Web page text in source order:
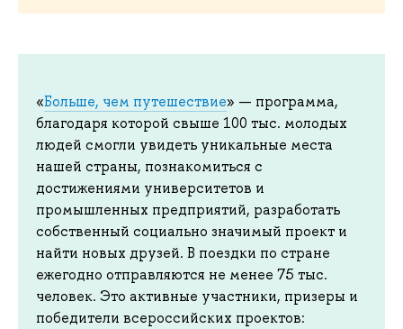
«Больше, чем путешествие» — программа,
благодаря которой свыше 100 тыс. молодых
людей смогли увидеть уникальные места
нашей страны, познакомиться с
достижениями университетов и
промышленных предприятий, разработать
собственный социально значимый проект и
найти новых друзей. В поездки по стране
ежегодно отправляются не менее 75 тыс.
человек. Это активные участники, призеры и
победители всероссийских проектов: